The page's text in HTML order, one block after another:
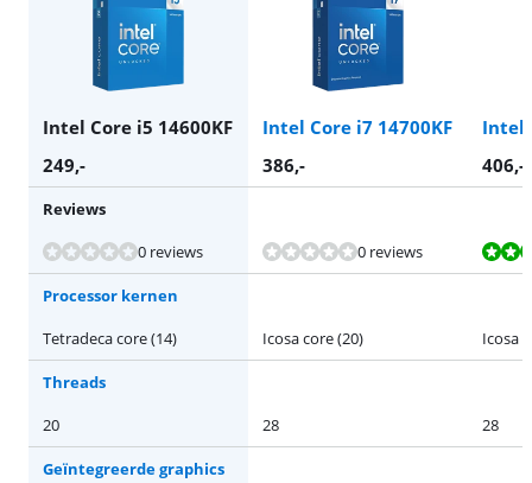
Intel Core i5 14600KF Intel Core i7 14700KF
Intel
249,- 386,- 406,-
Reviews
0 reviews
0 reviews
Beoordeling is 8,0 van de 10, gebaseerd op 1 review.
Processor kernen
Tetradeca core (14)
Icosa core (20) Icosa
Threads
20
28 28
Geïntegreerde graphics